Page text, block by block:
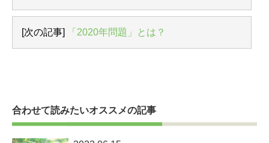
[次の記事] 「2020年問題」とは？
合わせて読みたいオススメの記事